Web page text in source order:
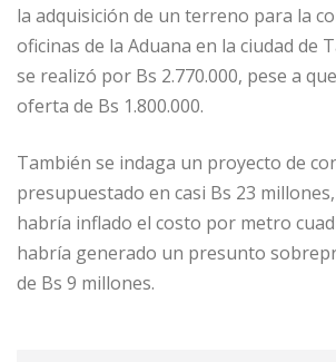
la adquisición de un terreno para la
oficinas de la Aduana en la ciudad de
se realizó por Bs 2.770.000, pese a
oferta de Bs 1.800.000.
También se indaga un proyecto de
presupuestado en casi Bs 23
habría inflado el costo por metro
habría generado un presunto
de Bs 9 millones.